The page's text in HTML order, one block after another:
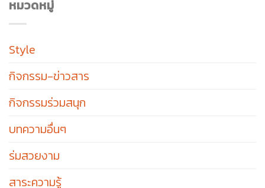
หมวดหมู่
Style
กิจกรรม-ข่าวสาร
กิจกรรมร่วมสนุก
บทความอื่นๆ
ร่มสวยงาม
สาระความรู้